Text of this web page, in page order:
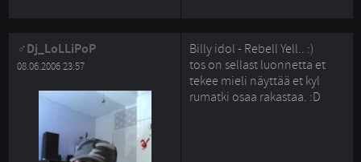
Dj_LoLLiPoP
08.06.2006 23:57
Billy idol - Rebell Yell.. :)
tos on sellast luonnetta et
tekee mieli näyttää et kyl
rumatki osaa rakastaa. :D